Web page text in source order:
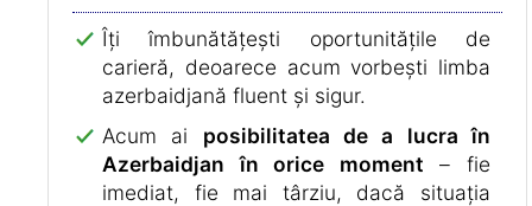
Îți îmbunătățești oportunitățile de
carieră, deoarece acum vorbești limba
azerbaidjană fluent și sigur.
Acum ai posibilitatea de a lucra în
Azerbaidjan în orice moment – fie
imediat, fie mai târziu, dacă situația